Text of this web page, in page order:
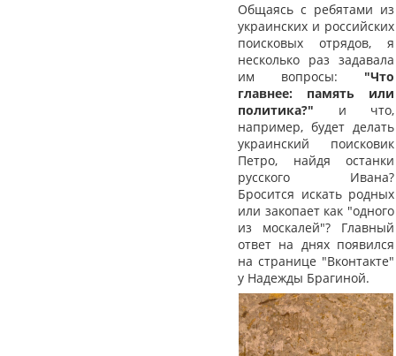
Общаясь с ребятами из
украинских и российских
поисковых отрядов, я
несколько раз задавала
им вопросы: "Что
главнее: память или
политика?" и что,
например, будет делать
украинский поисковик
Петро, найдя останки
русского Ивана?
Бросится искать родных
или закопает как "одного
из москалей"? Главный
ответ на днях появился
на странице "Вконтакте"
у Надежды Брагиной.